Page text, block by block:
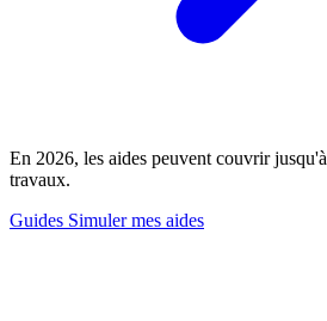
En 2026, les aides peuvent couvrir jusqu'à
travaux.
Guides Simuler mes aides